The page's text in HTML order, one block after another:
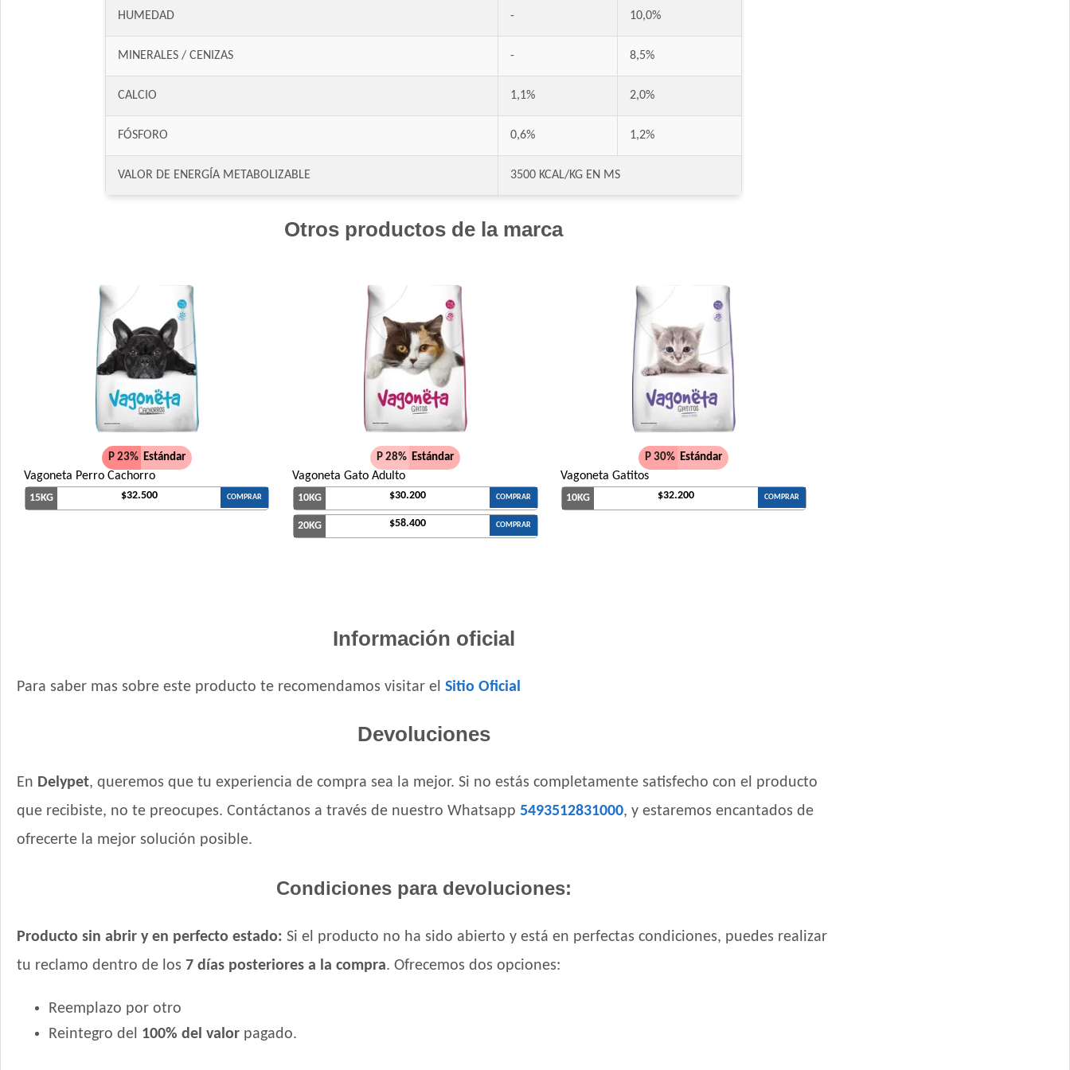
Eminent Perro Adulto
Estampa Plus Perro Adulto de Raza Mediana y Grande
Eukanuba Adult Large Breed
Eukanuba Adult Medium Breed
Eukanuba Fit Body Weight Control Large Breed
Evolution Super Premium Perro de Razas Medianas y Grandes
Exact Premium Perro Adulto
Excellent Mantenimiento Perro Adulto
Excellent Perro Adulto Razas Medianas y Grandes
Excellent Perro Adulto Skin Care con Cordero
Excellent Perro Adulto con Sobrepeso
Fawna Perro Adulto Mordida Mediana y Grande
Ganacan Perro Adulto Mix Carne, Hígado y Pollo
Ganacan Perro Adulto sabor Carne
Gandum Perro Adulto
Cereales
HOP! Perro Adulto Mediano y Grande
Infinity Adulto Razas Medianas y Grandes
Iron Pet Premium Perro Adulto Mediano y Grande
Jaspe Premium Perro Adulto
Keiko Max Perro Adulto Mediano y Grande
Keiko Perro Adulto de Raza Mediana y Grande sabor Carne
HUMEDAD - 10,0%
MINERALES / CENIZAS - 8,5%
CALCIO 1,1% 2,0%
FÓSFORO 0,6% 1,2%
VALOR DE ENERGÍA METABOLIZABLE 3500 KCAL/KG EN MS
Otros productos de la marca
P 23% Estándar
Vagoneta Perro Cachorro
15KG $32.500 COMPRAR
P 28% Estándar
Vagoneta Gato Adulto
10KG $30.200 COMPRAR
20KG $58.400 COMPRAR
P 30% Estándar
Vagoneta Gatitos
10KG $32.200 COMPRAR
Información oficial
Para saber mas sobre este producto te recomendamos visitar el Sitio Oficial
Devoluciones
En Delypet, queremos que tu experiencia de compra sea la mejor. Si no estás completamente satisfecho con el producto
que recibiste, no te preocupes. Contáctanos a través de nuestro Whatsapp 5493512831000, y estaremos encantados de
ofrecerte la mejor solución posible.
Condiciones para devoluciones:
Producto sin abrir y en perfecto estado: Si el producto no ha sido abierto y está en perfectas condiciones, puedes realizar
tu reclamo dentro de los 7 días posteriores a la compra. Ofrecemos dos opciones:
Reemplazo por otro
Reintegro del 100% del valor pagado.